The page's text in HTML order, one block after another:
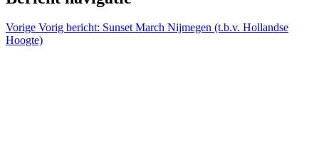
Vorige Vorig bericht: Sunset March Nijmegen (t.b.v. Hollandse
Hoogte)